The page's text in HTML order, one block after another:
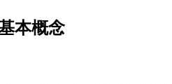
本概念